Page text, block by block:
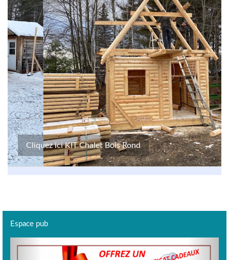
Cliquez ici KIT Chalet Bois Rond
Espace pub